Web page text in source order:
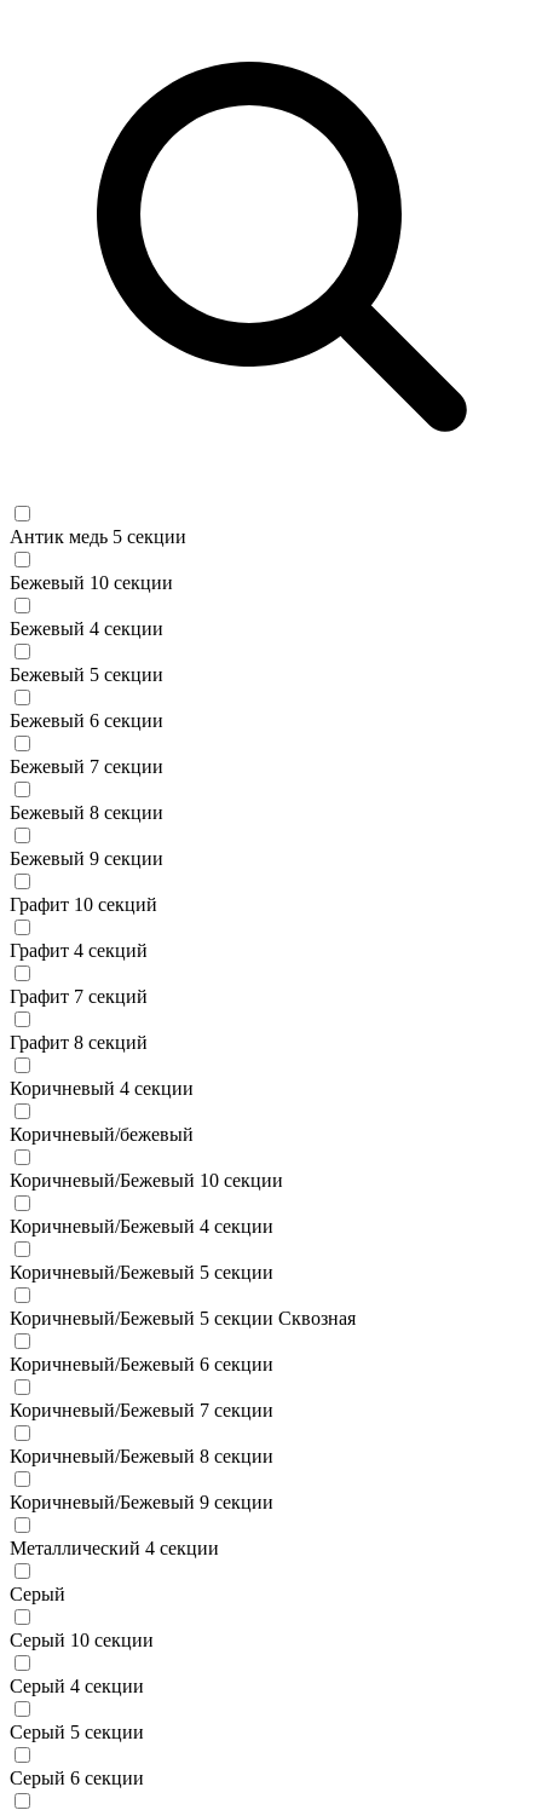
Антик медь 5 секции
Бежевый 10 секции
Бежевый 4 секции
Бежевый 5 секции
Бежевый 6 секции
Бежевый 7 секции
Бежевый 8 секции
Бежевый 9 секции
Графит 10 секций
Графит 4 секций
Графит 7 секций
Графит 8 секций
Коричневый 4 секции
Коричневый/бежевый
Коричневый/Бежевый 10 секции
Коричневый/Бежевый 4 секции
Коричневый/Бежевый 5 секции
Коричневый/Бежевый 5 секции Сквозная
Коричневый/Бежевый 6 секции
Коричневый/Бежевый 7 секции
Коричневый/Бежевый 8 секции
Коричневый/Бежевый 9 секции
Металлический 4 секции
Серый
Серый 10 секции
Серый 4 секции
Серый 5 секции
Серый 6 секции